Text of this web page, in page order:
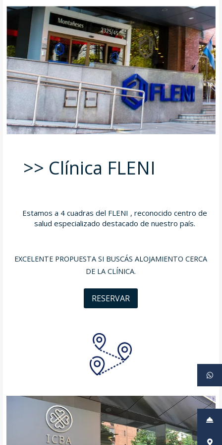
>> Clínica FLENI
Estamos a 4 cuadras del FLENI , reconocido centro de
salud especializado destacado de nuestro país.
EXCELENTE PROPUESTA SI BUSCÁS ALOJAMIENTO CERCA
DE LA CLÍNICA.
RESERVAR